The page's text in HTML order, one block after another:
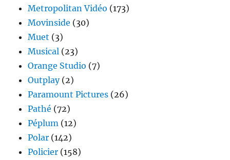
Metropolitan Vidéo (173)
Movinside (30)
Muet (3)
Musical (23)
Orange Studio (7)
Outplay(2)
Paramount Pictures (26)
Pathé (72)
Péplum (12)
Polar (142)
Policier (158)